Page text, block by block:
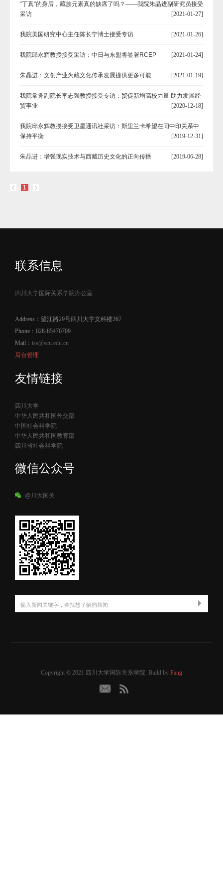
“丁真”的身后，藏族元素真的缺席了吗？——我院朱晶进副研究员接受
采访
[2021-01-27]
我院美国研究中心主任陈长宁博士接受专访 [2021-01-26]
我院邱永辉教授接受采访：中日与东盟将签署RCEP [2021-01-24]
朱晶进：文创产业为藏文化传承发展提供更多可能 [2021-01-19]
我院常务副院长李志强教授接受专访：贸促新增高校力量 助力发展经
贸事业
[2020-12-18]
我院邱永辉教授接受卫星通讯社采访：斯里兰卡希望在同中印关系中
保持平衡
[2019-12-31]
朱晶进：增强现实技术与西藏历史文化的正向传播 [2019-06-28]
1
联系信息
四川大学国际关系学院办公室
Address：望江路29号四川大学文科楼267
Phone：028-85470709
Mail： iss@scu.edu.cn
后台管理
友情链接
四川大学
中华人民共和国外交部
中国社会科学院
中华人民共和国教育部
四川省社会科学院
微信公众号
@川大国关
Copyright © 2021 四川大学国际关系学院. Build by Fang